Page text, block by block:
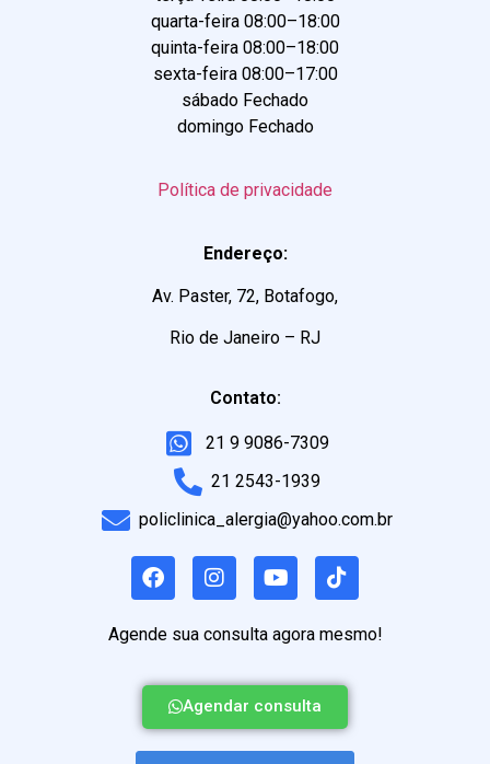
quarta-feira 08:00–18:00
quinta-feira 08:00–18:00
sexta-feira 08:00–17:00
sábado Fechado
domingo Fechado
Política de privacidade
Endereço:
Av. Paster, 72, Botafogo,
Rio de Janeiro – RJ
Contato:
21 9 9086-7309
21 2543-1939
policlinica_alergia@yahoo.com.br
Agende sua consulta agora mesmo!
Agendar consulta